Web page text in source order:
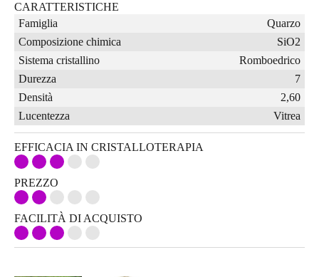
CARATTERISTICHE
Famiglia
Quarzo
Composizione chimica
SiO2
Sistema cristallino
Romboedrico
Durezza
7
Densità
2,60
Lucentezza
Vitrea
EFFICACIA IN CRISTALLOTERAPIA
PREZZO
FACILITÀ DI ACQUISTO